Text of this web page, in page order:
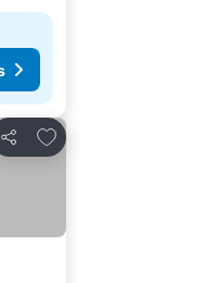
Partilhar
Adicionar aos favoritos